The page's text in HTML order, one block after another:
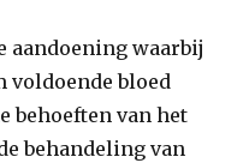
aandoening waarbij
voldoende bloed
behoeften van het
behandeling van